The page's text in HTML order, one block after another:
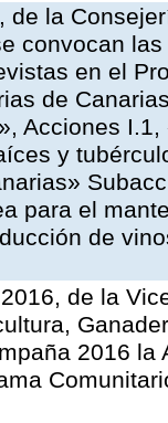
de la
convocan
en el
de
Acciones
y
para el
de
de la
2016